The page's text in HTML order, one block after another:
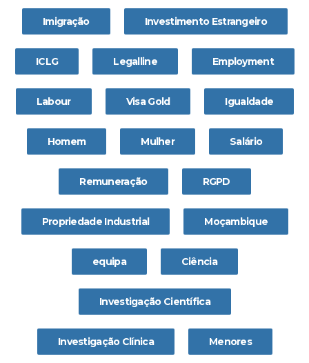
Imigração Investimento Estrangeiro
ICLG Legalline Employment
Labour Visa Gold Igualdade
Homem Mulher Salário
Remuneração RGPD
Propriedade Industrial Moçambique
equipa Ciência
Investigação Científica
Investigação Clínica Menores